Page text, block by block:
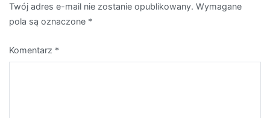
Twój adres e-mail nie zostanie opublikowany. Wymagane
pola są oznaczone *
Komentarz *